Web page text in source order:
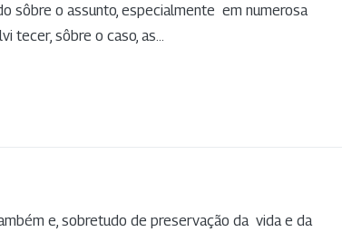
sôbre o assunto, especialmente em numerosa
tecer, sôbre o caso, as...
e, sobretudo de preservação da vida e da